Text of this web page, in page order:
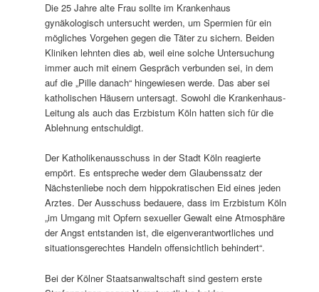
Die 25 Jahre alte Frau sollte im Krankenhaus
gynäkologisch untersucht werden, um Spermien für ein
mögliches Vorgehen gegen die Täter zu sichern. Beiden
Kliniken lehnten dies ab, weil eine solche Untersuchung
immer auch mit einem Gespräch verbunden sei, in dem
auf die „Pille danach“ hingewiesen werde. Das aber sei
katholischen Häusern untersagt. Sowohl die Krankenhaus-
Leitung als auch das Erzbistum Köln hatten sich für die
Ablehnung entschuldigt.
Der Katholikenausschuss in der Stadt Köln reagierte
empört. Es entspreche weder dem Glaubenssatz der
Nächstenliebe noch dem hippokratischen Eid eines jeden
Arztes. Der Ausschuss bedauere, dass im Erzbistum Köln
„im Umgang mit Opfern sexueller Gewalt eine Atmosphäre
der Angst entstanden ist, die eigenverantwortliches und
situationsgerechtes Handeln offensichtlich behindert“.
Bei der Kölner Staatsanwaltschaft sind gestern erste